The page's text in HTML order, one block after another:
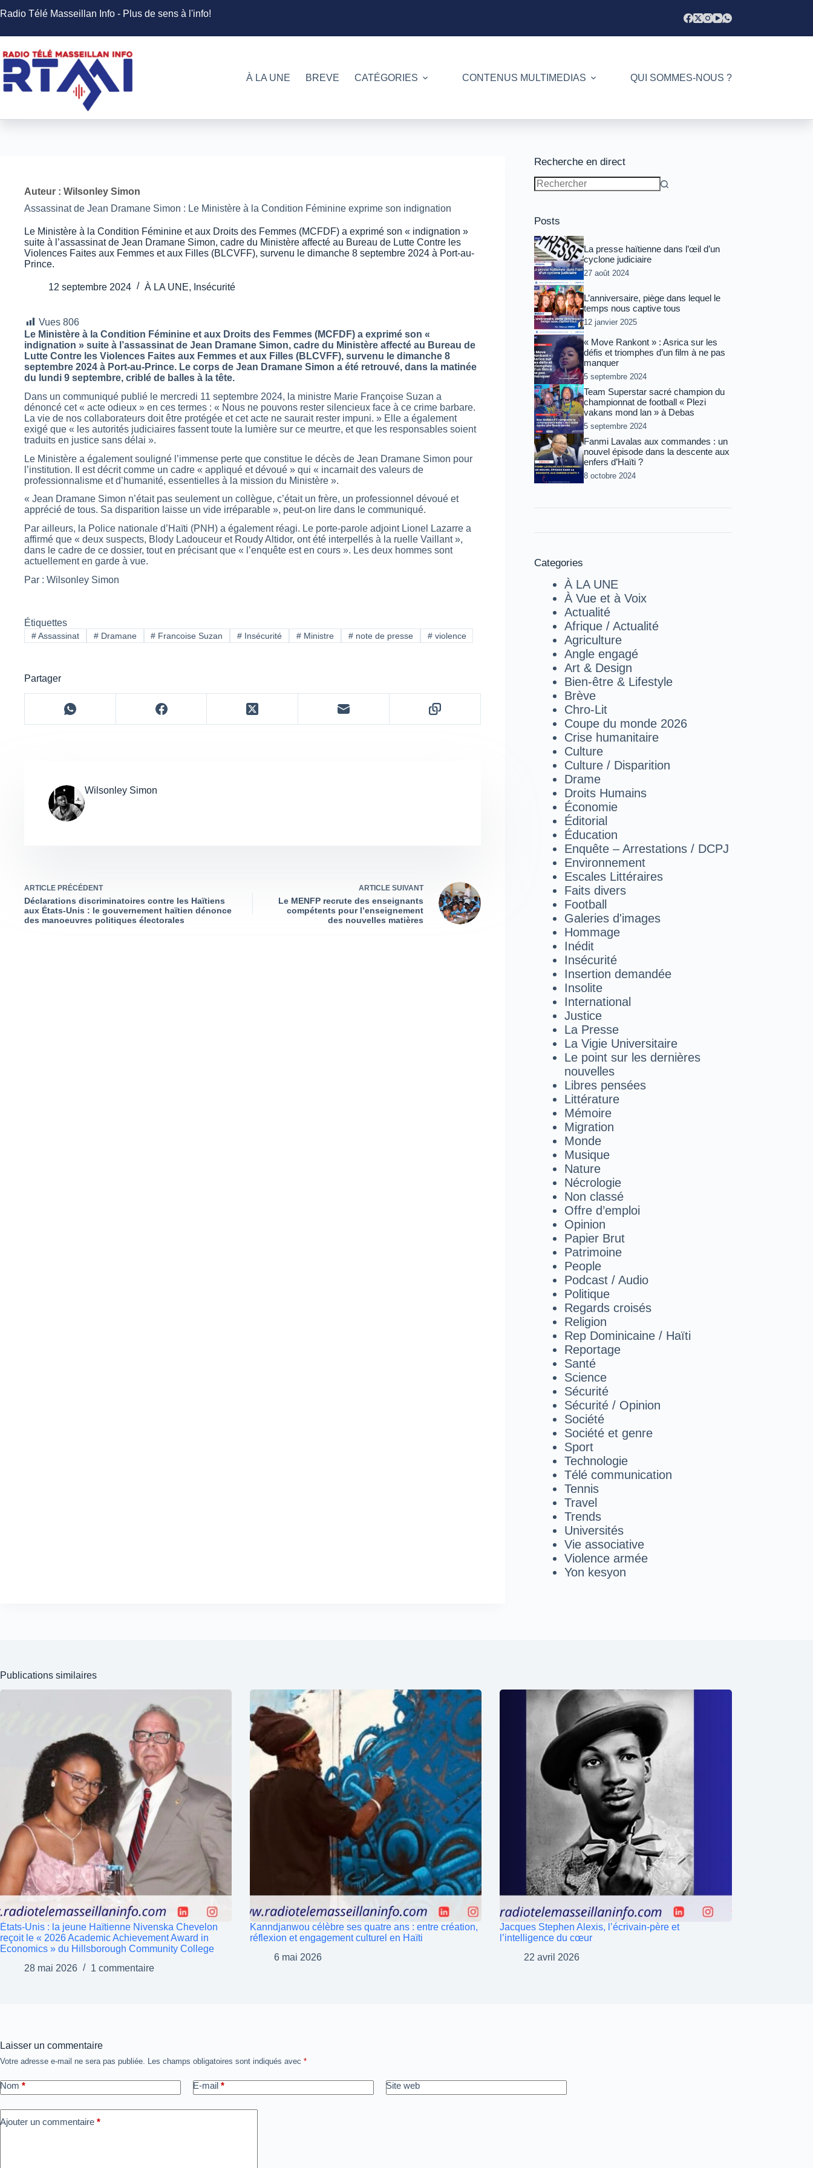
au
Radio Télé Masseillan Info - Plus de sens à l'info!
À LA UNE BREVE CATÉGORIES CONTENUS MULTIMEDIAS QUI SOMMES-NOUS ?
Auteur : Wilsonley Simon
Assassinat de Jean Dramane Simon : Le Ministère à la Condition Féminine exprime son indignation
Le Ministère à la Condition Féminine et aux Droits des Femmes (MCFDF) a exprimé son « indignation »
suite à l’assassinat de Jean Dramane Simon, cadre du Ministère affecté au Bureau de Lutte Contre les
Violences Faites aux Femmes et aux Filles (BLCVFF), survenu le dimanche 8 septembre 2024 à Port-au-
Prince.
12 septembre 2024 À LA UNE, Insécurité
Vues 806
Le Ministère à la Condition Féminine et aux Droits des Femmes (MCFDF) a exprimé son «
indignation » suite à l’assassinat de Jean Dramane Simon, cadre du Ministère affecté au Bureau de
Lutte Contre les Violences Faites aux Femmes et aux Filles (BLCVFF), survenu le dimanche 8
septembre 2024 à Port-au-Prince. Le corps de Jean Dramane Simon a été retrouvé, dans la matinée
du lundi 9 septembre, criblé de balles à la tête.
Dans un communiqué publié le mercredi 11 septembre 2024, la ministre Marie Françoise Suzan a
dénoncé cet « acte odieux » en ces termes : « Nous ne pouvons rester silencieux face à ce crime barbare.
La vie de nos collaborateurs doit être protégée et cet acte ne saurait rester impuni. » Elle a également
exigé que « les autorités judiciaires fassent toute la lumière sur ce meurtre, et que les responsables soient
traduits en justice sans délai ».
Le Ministère a également souligné l’immense perte que constitue le décès de Jean Dramane Simon pour
l’institution. Il est décrit comme un cadre « appliqué et dévoué » qui « incarnait des valeurs de
professionnalisme et d’humanité, essentielles à la mission du Ministère ».
« Jean Dramane Simon n’était pas seulement un collègue, c’était un frère, un professionnel dévoué et
apprécié de tous. Sa disparition laisse un vide irréparable », peut-on lire dans le communiqué.
Par ailleurs, la Police nationale d’Haïti (PNH) a également réagi. Le porte-parole adjoint Lionel Lazarre a
affirmé que « deux suspects, Blody Ladouceur et Roudy Altidor, ont été interpellés à la ruelle Vaillant »,
dans le cadre de ce dossier, tout en précisant que « l’enquête est en cours ». Les deux hommes sont
actuellement en garde à vue.
Par : Wilsonley Simon
Étiquettes
#Assassinat #Dramane # Francoise Suzan # Insécurité # Ministre #note de presse #violence
Partager
Wilsonley Simon
ARTICLE PRÉCÉDENT
Déclarations discriminatoires contre les Haïtiens
aux États-Unis : le gouvernement haïtien dénonce
des manoeuvres politiques électorales
ARTICLESUIVANT
Le MENFP recrute des enseignants
compétents pour l’enseignement
des nouvelles matières
Recherche en direct
Posts
La presse haïtienne dans l’œil d’un
cyclone judiciaire
27 août 2024
L’anniversaire, piège dans lequel le
temps nous captive tous
12 janvier 2025
« Move Rankont » : Asrica sur les
défis et triomphes d’un film à ne pas
manquer
5 septembre 2024
Team Superstar sacré champion du
championnat de football « Plezi
vakans mond lan » à Debas
5 septembre 2024
Fanmi Lavalas aux commandes : un
nouvel épisode dans la descente aux
enfers d’Haïti ?
8 octobre 2024
Categories
À LA UNE
À Vue et à Voix
Actualité
Afrique / Actualité
Agriculture
Angle engagé
Art & Design
Bien-être & Lifestyle
Brève
Chro-Lit
Coupe du monde 2026
Crise humanitaire
Culture
Culture / Disparition
Drame
Droits Humains
Économie
Éditorial
Éducation
Enquête – Arrestations / DCPJ
Environnement
Escales Littéraires
Faits divers
Football
Galeries d'images
Hommage
Inédit
Insécurité
Insertion demandée
Insolite
International
Justice
La Presse
La Vigie Universitaire
Le point sur les dernières
nouvelles
Libres pensées
Littérature
Mémoire
Migration
Monde
Musique
Nature
Nécrologie
Non classé
Offre d’emploi
Opinion
Papier Brut
Patrimoine
People
Podcast / Audio
Politique
Regards croisés
Religion
Rep Dominicaine / Haïti
Reportage
Santé
Science
Sécurité
Sécurité / Opinion
Société
Société et genre
Sport
Technologie
Télé communication
Tennis
Travel
Trends
Universités
Vie associative
Violence armée
Yon kesyon
Publications similaires
États-Unis : la jeune Haïtienne Nivenska Chevelon
reçoit le « 2026 Academic Achievement Award in
Economics » du Hillsborough Community College
28 mai 2026
1 commentaire
Kanndjanwou célèbre ses quatre ans : entre création,
réflexion et engagement culturel en Haïti
6 mai 2026
Jacques Stephen Alexis, l’écrivain-père et
l’intelligence du cœur
22 avril 2026
Laisser un commentaire
Votre adresse e-mail ne sera pas publiée. Les champs obligatoires sont indiqués avec *
Nom * E-mail * Site web
Ajouter un commentaire *